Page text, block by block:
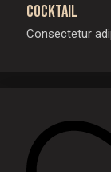
Cocktail
Consectetur